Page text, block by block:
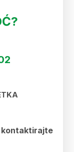
kontaktirajte